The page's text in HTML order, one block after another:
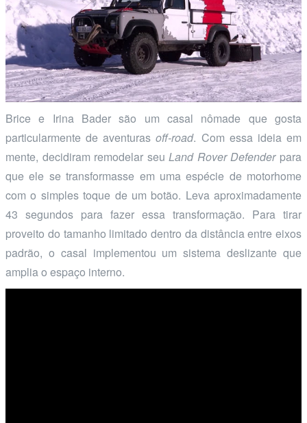
Brice e Irina Bader são um casal nômade que gosta
particularmente de aventurasoff-road. Com essa ideia em
mente, decidiram remodelar seuLand Rover Defenderpara
que ele se transformasse em uma espécie de motorhome
com o simples toque de um botão. Leva aproximadamente
43 segundos para fazer essa transformação. Para tirar
proveito do tamanho limitado dentro da distância entre eixos
padrão, o casal implementou um sistema deslizante que
amplia o espaço interno.